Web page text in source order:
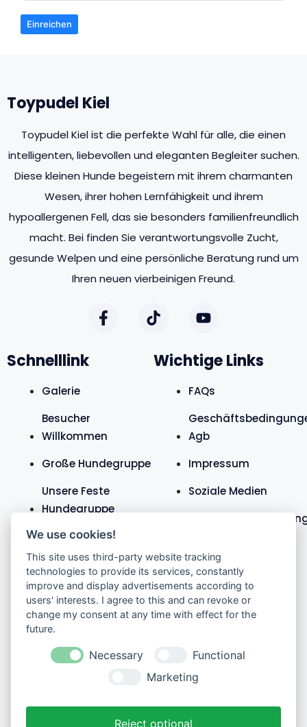
Einreichen
Toypudel Kiel
Toypudel Kiel ist die perfekte Wahl für alle, die einen
intelligenten, liebevollen und eleganten Begleiter suchen.
Diese kleinen Hunde begeistern mit ihrem charmanten
Wesen, ihrer hohen Lernfähigkeit und ihrem
hypoallergenen Fell, das sie besonders familienfreundlich
macht. Bei finden Sie verantwortungsvolle Zucht,
gesunde Welpen und eine persönliche Beratung rund um
Ihren neuen vierbeinigen Freund.
Schnelllink
Galerie
Besucher
Willkommen
Große Hundegruppe
Unsere Feste
Hundegruppe
Teure Hunde
Wichtige Links
FAQs
Agb
Impressum
Soziale Medien
We use cookies!
This site uses third-party website tracking
technologies to provide its services, constantly
improve and display advertisements according to
users' interests. I agree to this and can revoke or
change my consent at any time with effect for the
future.
Necessary
Functional
Marketing
Reject optional